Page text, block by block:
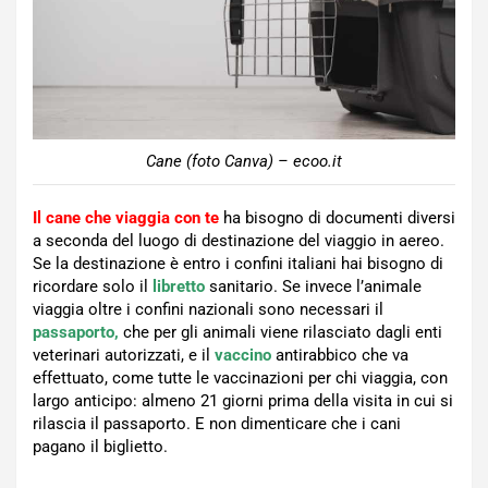
Cane (foto Canva) – ecoo.it
Il cane che viaggia con te ha bisogno di documenti diversi
a seconda del luogo di destinazione del viaggio in aereo.
Se la destinazione è entro i confini italiani hai bisogno di
ricordare solo il
libretto sanitario. Se invece l’animale
viaggia oltre i confini nazionali sono necessari il
passaporto, che per gli animali viene rilasciato dagli enti
veterinari autorizzati, e il vaccino antirabbico che va
effettuato, come tutte le vaccinazioni per chi viaggia, con
largo anticipo: almeno 21 giorni prima della visita in cui si
rilascia il passaporto. E non dimenticare che i cani
pagano il biglietto.